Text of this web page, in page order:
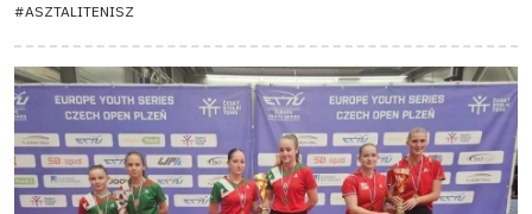
#ASZTALITENISZ